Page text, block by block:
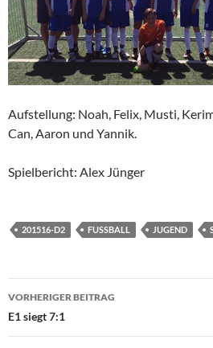
Aufstellung: Noah, Felix, Musti,
Can, Aaron und Yannik.
Spielbericht: Alex Jünger
201516-D2 FUSSBALL JUGEND
Beitragsnavigation
VORHERIGER BEITRAG
E1 siegt 7:1